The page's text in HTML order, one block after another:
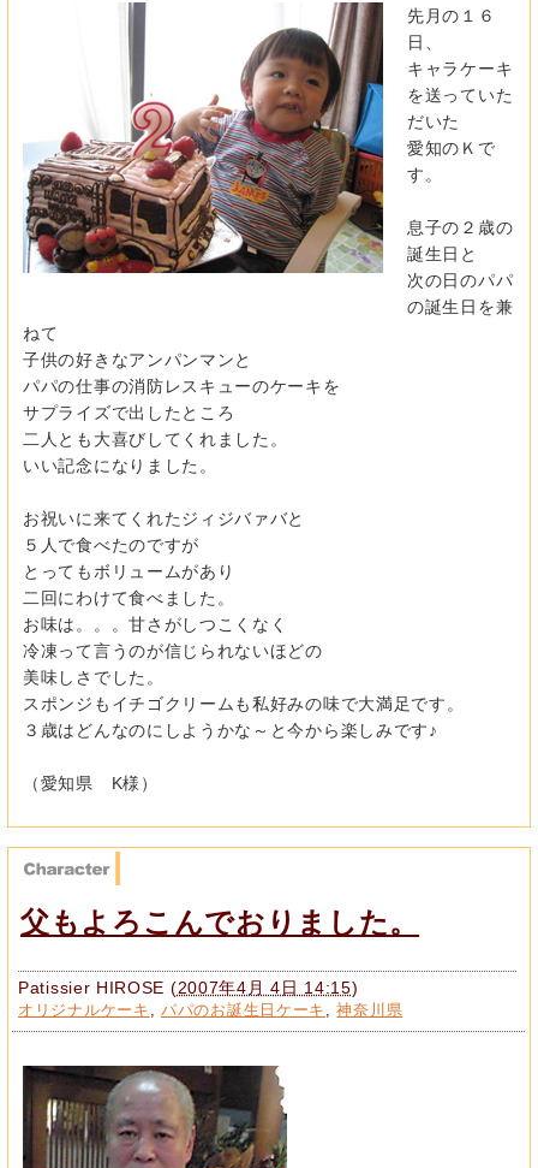
先月の１６
日、
キャラケーキ
を送っていた
だいた
愛知のＫで
す。
息子の２歳の
誕生日と
次の日のパパ
の誕生日を兼
ねて
子供の好きなアンパンマンと
パパの仕事の消防レスキューのケーキを
サプライズで出したところ
二人とも大喜びしてくれました。
いい記念になりました。
お祝いに来てくれたジィジバァバと
５人で食べたのですが
とってもボリュームがあり
二回にわけて食べました。
お味は。。。甘さがしつこくなく
冷凍って言うのが信じられないほどの
美味しさでした。
スポンジもイチゴクリームも私好みの味で大満足です。
３歳はどんなのにしようかな～と今から楽しみです♪
（愛知県 K様）
父もよろこんでおりました。
Patissier HIROSE (2007年4月 4日 14:15)
オリジナルケーキ ,パパのお誕生日ケーキ ,神奈川県